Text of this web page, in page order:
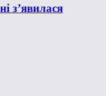
з’явилася